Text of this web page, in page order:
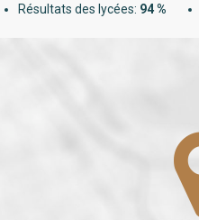
Résultats des lycées: 94 %